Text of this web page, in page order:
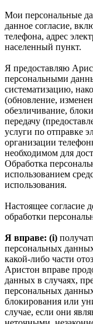
Мои персональные
данное согласие,
телефона, адрес
населенный пункт.
Я предоставляю
персональными
систематизацию,
(обновление,
обезличивание,
передачу
услуги по отправке
организации
необходимом для
Обработка
использованием
использования.
Настоящее согласие
обработки
Я вправе: (i)
персональных
какой-либо части
Аристон вправе
данных в случаях,
персональных
блокирования или
случае, если они